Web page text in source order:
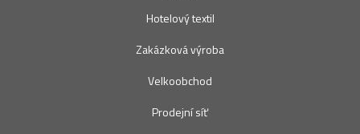
Hotelový textil
Zakázková výroba
Velkoobchod
Prodejní síť